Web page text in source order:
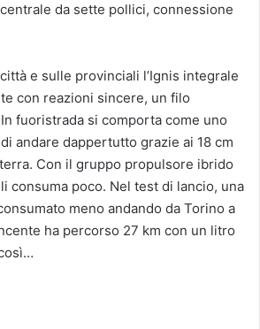
da sette pollici, connessione
e sulle provinciali l’Ignis integrale
con reazioni sincere, un filo
fuoristrada si comporta come uno
andare dappertutto grazie ai 18 cm
Con il gruppo propulsore ibrido
consuma poco. Nel test di lancio, una
meno andando da Torino a
ha percorso 27 km con un litro